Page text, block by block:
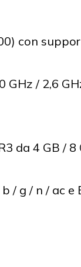
con
GHz / 2,6
da 4 GB / 8
/ g / n / ac e